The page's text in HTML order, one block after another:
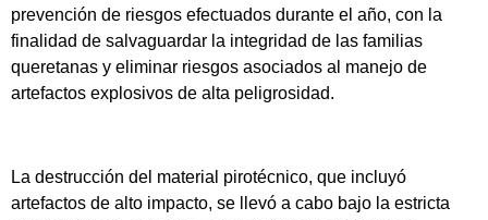
prevención de riesgos efectuados durante el año, con la
finalidad de salvaguardar la integridad de las familias
queretanas y eliminar riesgos asociados al manejo de
artefactos explosivos de alta peligrosidad.
​La destrucción del material pirotécnico, que incluyó
artefactos de alto impacto, se llevó a cabo bajo la estricta